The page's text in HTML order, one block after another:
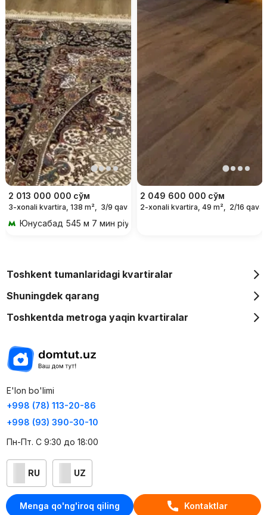
Menga qo'ng'iroq qiling Kontaktlar
2 013 000 000 сўм
3-xonali kvartira, 138 m², 3/9 qavat
Юнусабад 545 м 7 мин piyoda
2 049 600 000 сўм
2-xonali kvartira, 49 m², 2/16 qavat
Toshkent tumanlaridagi kvartiralar
Shuningdek qarang
Toshkentda metroga yaqin kvartiralar
E'lon bo'limi
+998 (78) 113-20-86
+998 (93) 390-30-10
Пн-Пт. С 9:30 до 18:00
RU UZ
Kontaktlar